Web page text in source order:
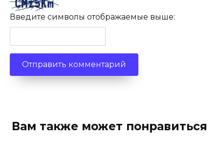
Введите символы отображаемые выше:
Вам также может понравиться